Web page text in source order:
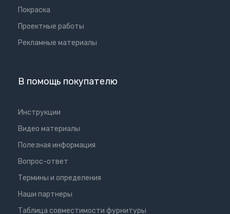
Покраска
Проектные работы
Рекламные материалы
В помощь покупателю
Инструкции
Видео материалы
Полезная информация
Вопрос-ответ
Термины и определения
Наши партнеры
Таблица совместимости фурнитуры